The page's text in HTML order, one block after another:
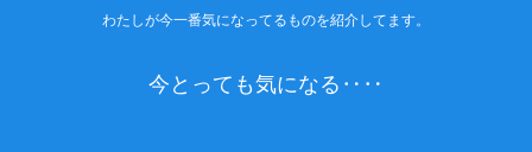
わたしが今一番気になってるものを紹介してます。
今とっても気になる‥‥